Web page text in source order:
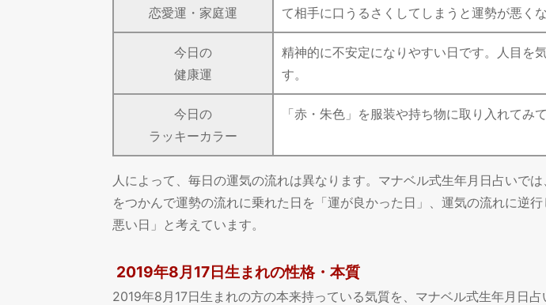
恋愛運・家庭運
て相手に口うるさくしてしまうと運勢が悪く
今日の
健康運
精神的に不安定になりやすい日です。人目を
す。
今日の
ラッキーカラー
「赤・朱色」を服装や持ち物に取り入れてみ
人によって、毎日の運気の流れは異なります。マナベル式生年月日占いで
をつかんで運勢の流れに乗れた日を「運が良かった日」、運気の流れに逆
悪い日」と考えています。
2019年8月17日生まれの性格・本質
2019年8月17日生まれの方の本来持っている気質を、マナベル式生年月日占